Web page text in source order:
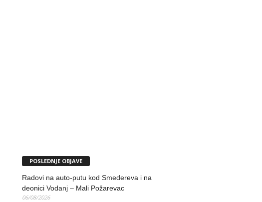
POSLEDNJE OBJAVE
Radovi na auto-putu kod Smedereva i na
deonici Vodanj – Mali Požarevac
06/08/2026